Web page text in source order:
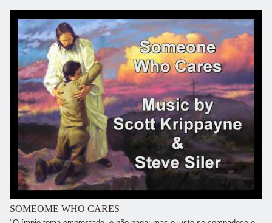
SOMEOME WHO CARES